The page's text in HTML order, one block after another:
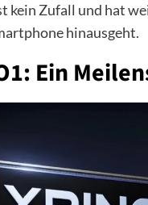
kein Zufall und hat
hinausgeht.
Ein